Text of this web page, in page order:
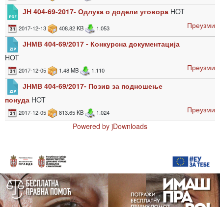
ЈН 404-69-2017- Одлука о додели уговора HOT
2017-12-13 408.82 KB 1.053
Преузми
ЈНМВ 404-69/2017 - Конкурсна документација
HOT
2017-12-05 1.48 MB 1.110
Преузми
ЈНМВ 404-69/2017- Позив за подношење
понуда HOT
2017-12-05 813.65 KB 1.024
Преузми
Powered by jDownloads